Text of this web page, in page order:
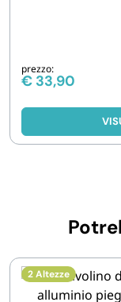
prezzo:
€ 33,90
2 Altezze